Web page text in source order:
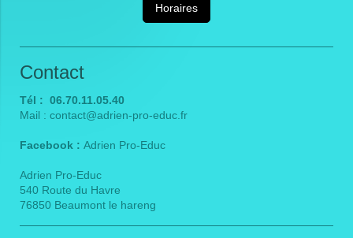
Horaires
Contact
Tél : 06.70.11.05.40
Mail : contact@adrien-pro-educ.fr
Facebook : Adrien Pro-Educ
Adrien Pro-Educ
540 Route du Havre
76850 Beaumont le hareng